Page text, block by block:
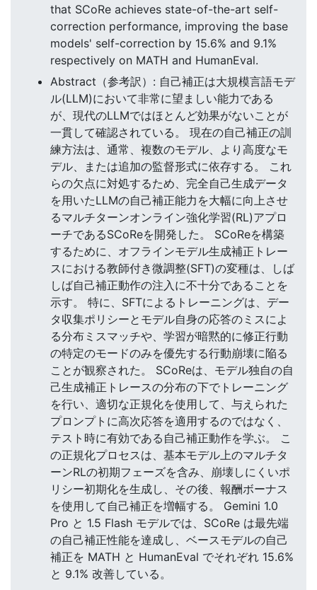
that SCoRe achieves state-of-the-art self-
correction performance, improving the base
models' self-correction by 15.6% and 9.1%
respectively on MATH and HumanEval.
Abstract（参考訳）: 自己補正は大規模言語モデ
ル(LLM)において非常に望ましい能力である
が、現代のLLMではほとんど効果がないことが
一貫して確認されている。 現在の自己補正の訓
練方法は、通常、複数のモデル、より高度なモ
デル、または追加の監督形式に依存する。 これ
らの欠点に対処するため、完全自己生成データ
を用いたLLMの自己補正能力を大幅に向上させ
るマルチターンオンライン強化学習(RL)アプロ
ーチであるSCoReを開発した。 SCoReを構築
するために、オフラインモデル生成補正トレー
スにおける教師付き微調整(SFT)の変種は、しば
しば自己補正動作の注入に不十分であることを
示す。 特に、SFTによるトレーニングは、デー
タ収集ポリシーとモデル自身の応答のミスによ
る分布ミスマッチや、学習が暗黙的に修正行動
の特定のモードのみを優先する行動崩壊に陥る
ことが観察された。 SCoReは、モデル独自の自
己生成補正トレースの分布の下でトレーニング
を行い、適切な正規化を使用して、与えられた
プロンプトに高次応答を適用するのではなく、
テスト時に有効である自己補正動作を学ぶ。 こ
の正規化プロセスは、基本モデル上のマルチタ
ーンRLの初期フェーズを含み、崩壊しにくいポ
リシー初期化を生成し、その後、報酬ボーナス
を使用して自己補正を増幅する。 Gemini 1.0
Pro と 1.5 Flash モデルでは、SCoRe は最先端
の自己補正性能を達成し、ベースモデルの自己
補正を MATH と HumanEval でそれぞれ 15.6%
と 9.1% 改善している。